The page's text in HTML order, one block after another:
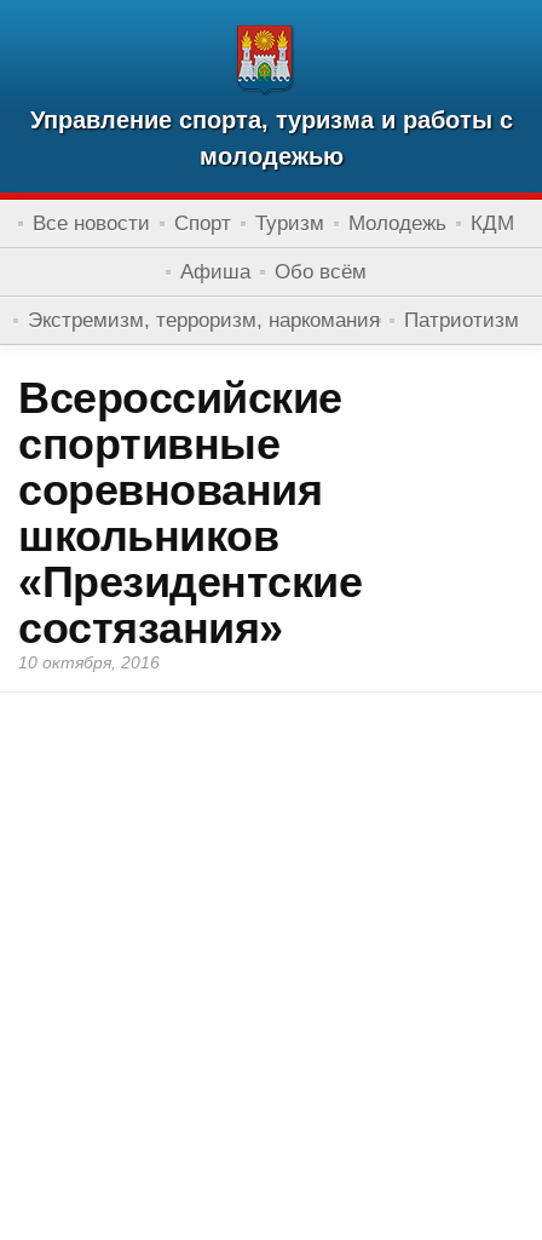
Управление спорта, туризма и работы с
молодежью
Все новости Спорт Туризм Молодежь КДМ
Афиша Обо всём
Экстремизм, терроризм, наркомания Патриотизм
Всероссийские
спортивные
соревнования
школьников
«Президентские
состязания»
10 октября, 2016